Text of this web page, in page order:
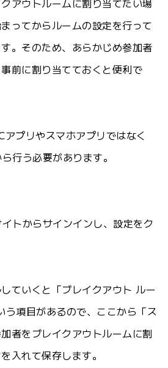
ってからルームの設定を行って
。そのため、あらかじめ参加者
前に割り当てておくと便利で
プリやスマホアプリではなく
行う必要があります。
トからサインインし、設定をク
ていくと「ブレイクアウト ルー
う項目があるので、ここから「ス
者をブレイクアウトルームに割
入れて保存します。